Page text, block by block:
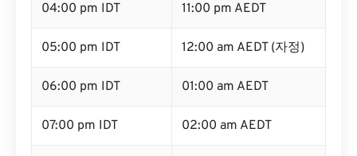
04:00 pm IDT 11:00 pm AEDT
05:00 pm IDT 12:00 am AEDT (자정)
06:00 pm IDT 01:00 am AEDT
07:00 pm IDT 02:00 am AEDT